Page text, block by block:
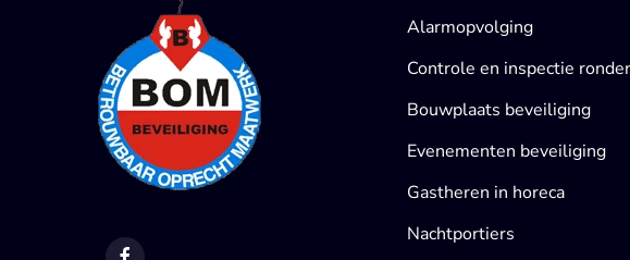
Alarmopvolging
Controle en inspectie
Bouwplaats beveiliging
Evenementen beveiliging
Gastheren in horeca
Nachtportiers